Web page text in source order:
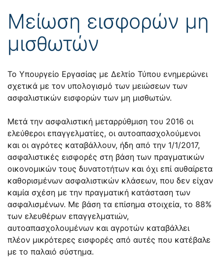
Μείωση εισφορών μη
μισθωτών
Το Υπουργείο Εργασίας με Δελτίο Τύπου ενημερώνει
σχετικά με τον υπολογισμό των μειώσεων των
ασφαλιστικών εισφορών των μη μισθωτών.
Μετά την ασφαλιστική μεταρρύθμιση του 2016 οι
ελεύθεροι επαγγελματίες, οι αυτοαπασχολούμενοι
και οι αγρότες καταβάλλουν, ήδη από την 1/1/2017,
ασφαλιστικές εισφορές στη βάση των πραγματικών
οικονομικών τους δυνατοτήτων και όχι επί αυθαίρετα
καθορισμένων ασφαλιστικών κλάσεων, που δεν είχαν
καμία σχέση με την πραγματική κατάσταση των
ασφαλισμένων. Με βάση τα επίσημα στοιχεία, το 88%
των ελευθέρων επαγγελματιών,
αυτοαπασχολουμένων και αγροτών καταβάλλει
πλέον μικρότερες εισφορές από αυτές που κατέβαλε
με το παλαιό σύστημα.